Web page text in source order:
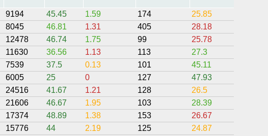
9194 45.45 1.59 174 25.85
8045 46.81 1.31 405 28.18
12478 46.74 1.75 99 25.78
11630 36.56 1.13 113 27.3
7539 37.5 0.13 101 45.11
6005 25 0 127 47.93
24516 41.67 1.21 128 26.5
21606 46.67 1.95 103 28.39
17374 48.89 1.38 153 26.67
15776 44 2.19 125 24.87